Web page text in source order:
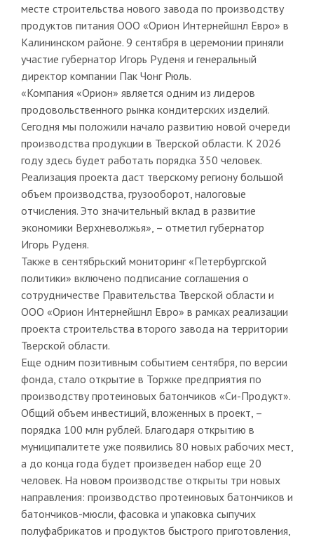
месте строительства нового завода по производству
продуктов питания ООО «Орион Интернейшнл Евро» в
Калининском районе. 9 сентября в церемонии приняли
участие губернатор Игорь Руденя и генеральный
директор компании Пак Чонг Рюль.
«Компания «Орион» является одним из лидеров
продовольственного рынка кондитерских изделий.
Сегодня мы положили начало развитию новой очереди
производства продукции в Тверской области. К 2026
году здесь будет работать порядка 350 человек.
Реализация проекта даст тверскому региону большой
объем производства, грузооборот, налоговые
отчисления. Это значительный вклад в развитие
экономики Верхневолжья», – отметил губернатор
Игорь Руденя.
Также в сентябрьский мониторинг «Петербургской
политики» включено подписание соглашения о
сотрудничестве Правительства Тверской области и
ООО «Орион Интернейшнл Евро» в рамках реализации
проекта строительства второго завода на территории
Тверской области.
Еще одним позитивным событием сентября, по версии
фонда, стало открытие в Торжке предприятия по
производству протеиновых батончиков «Си-Продукт».
Общий объем инвестиций, вложенных в проект, –
порядка 100 млн рублей. Благодаря открытию в
муниципалитете уже появились 80 новых рабочих мест,
а до конца года будет произведен набор еще 20
человек. На новом производстве открыты три новых
направления: производство протеиновых батончиков и
батончиков-мюсли, фасовка и упаковка сыпучих
полуфабрикатов и продуктов быстрого приготовления,